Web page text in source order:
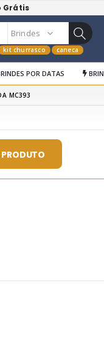
Grátis
kit churrasco caneca
POR DATAS
MC393
PRODUTO